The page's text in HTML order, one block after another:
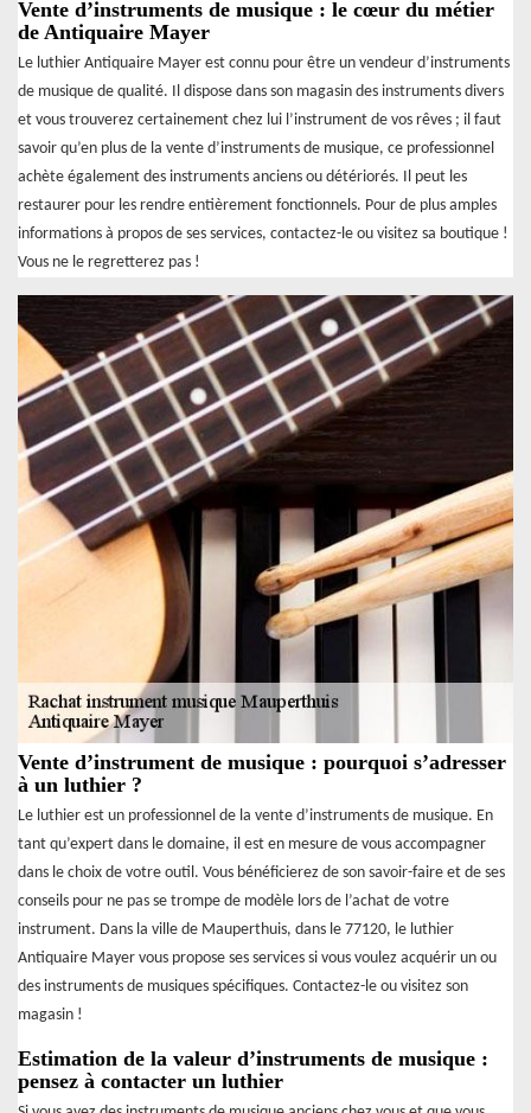
Vente d’instruments de musique : le cœur du métier
de Antiquaire Mayer
Le luthier Antiquaire Mayer est connu pour être un vendeur d’instruments
de musique de qualité. Il dispose dans son magasin des instruments divers
et vous trouverez certainement chez lui l’instrument de vos rêves ; il faut
savoir qu’en plus de la vente d’instruments de musique, ce professionnel
achète également des instruments anciens ou détériorés. Il peut les
restaurer pour les rendre entièrement fonctionnels. Pour de plus amples
informations à propos de ses services, contactez-le ou visitez sa boutique !
Vous ne le regretterez pas !
Vente d’instrument de musique : pourquoi s’adresser
à un luthier ?
Le luthier est un professionnel de la vente d’instruments de musique. En
tant qu’expert dans le domaine, il est en mesure de vous accompagner
dans le choix de votre outil. Vous bénéficierez de son savoir-faire et de ses
conseils pour ne pas se trompe de modèle lors de l’achat de votre
instrument. Dans la ville de Mauperthuis, dans le 77120, le luthier
Antiquaire Mayer vous propose ses services si vous voulez acquérir un ou
des instruments de musiques spécifiques. Contactez-le ou visitez son
magasin !
Estimation de la valeur d’instruments de musique :
pensez à contacter un luthier